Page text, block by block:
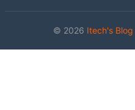
© 2026 Itech's Blog